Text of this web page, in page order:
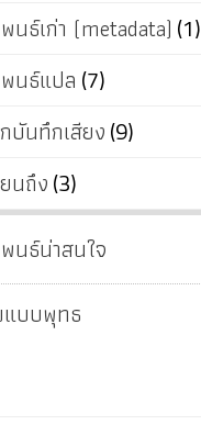
นธ์เก่า (metadata) (1)
นธ์แปล (7)
บันทึกเสียง(9)
นถึง(3)
นธ์น่าสนใจ
บบพุทธ